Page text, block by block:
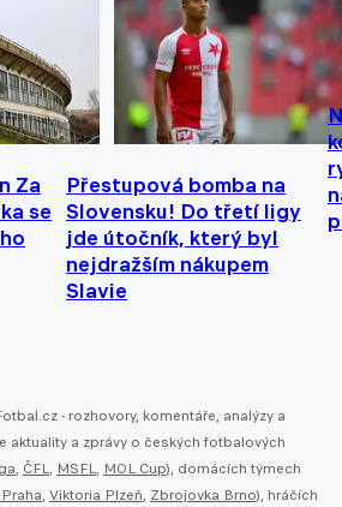
Za
se
Přestupová bomba na
Slovensku! Do třetí ligy
jde útočník, který byl
nejdražším nákupem
Slavie
- rozhovory, komentáře, analýzy a
aktuality a zprávy o českých fotbalových
, ČFL, MSFL, MOL Cup), domácích týmech
, Viktoria Plzeň, Zbrojovka Brno), hráčích